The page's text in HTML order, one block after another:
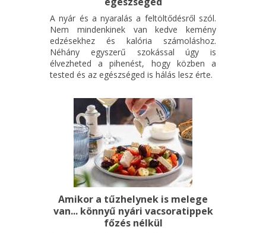
A nyár és a nyaralás a feltöltődésről szól.
Nem mindenkinek van kedve kemény
edzésekhez és kalória számoláshoz.
Néhány egyszerű szokással úgy is
élvezheted a pihenést, hogy közben a
tested és az egészséged is hálás lesz érte.
Amikor a tűzhelynek is melege
van... könnyű nyári vacsoratippek
főzés nélkül